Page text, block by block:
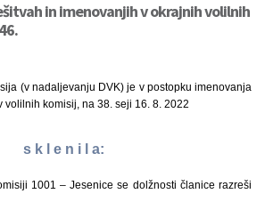
in imenovanjih v okrajnih volilnih
(v nadaljevanju DVK) je v postopku imenovanja
volilnih komisij, na 38. seji 16. 8. 2022
s k l e n i l a:
1001 – Jesenice se dolžnosti članice razreši